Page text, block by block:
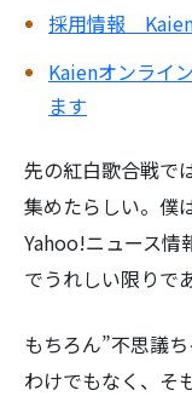
採用情報
Kaienオンライ
ます
先の紅白歌合戦で
集めたらしい。僕
Yahoo!ニュース情
でうれしい限りで
もちろん”不思議
わけでもなく、そ